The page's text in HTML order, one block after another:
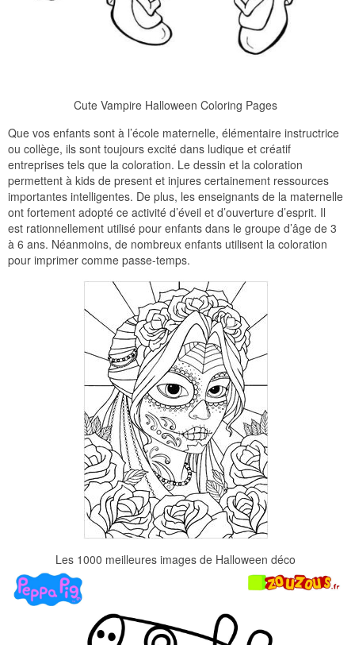
Cute Vampire Halloween Coloring Pages
Que vos enfants sont à l’école maternelle, élémentaire instructrice
ou collège, ils sont toujours excité dans ludique et créatif
entreprises tels que la coloration. Le dessin et la coloration
permettent à kids de present et injures certainement ressources
importantes intelligentes. De plus, les enseignants de la maternelle
ont fortement adopté ce activité d’éveil et d’ouverture d’esprit. Il
est rationnellement utilisé pour enfants dans le groupe d’âge de 3
à 6 ans. Néanmoins, de nombreux enfants utilisent la coloration
pour imprimer comme passe-temps.
Les 1000 meilleures images de Halloween déco